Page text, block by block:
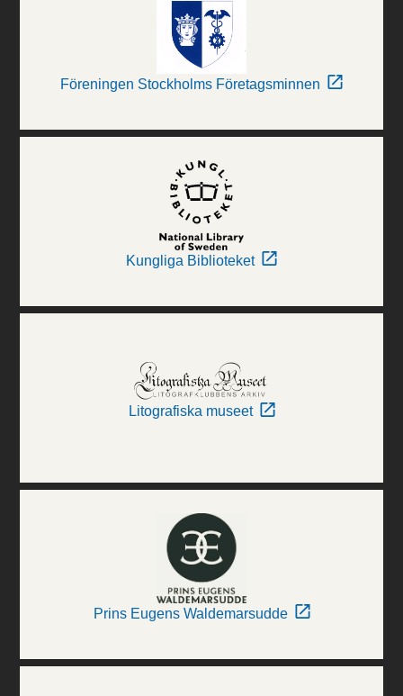
Föreningen Stockholms Företagsminnen
Kungliga Biblioteket
Litografiska museet
Prins Eugens Waldemarsudde